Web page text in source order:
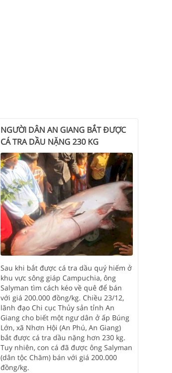
NGƯỜI DÂN AN GIANG BẮT ĐƯỢC
CÁ TRA DẦU NẶNG 230 KG
Sau khi bắt được cá tra dầu quý hiếm ở
khu vực sông giáp Campuchia, ông
Salyman tìm cách kéo về quê để bán
với giá 200.000 đồng/kg. Chiều 23/12,
lãnh đạo Chi cục Thủy sản tỉnh An
Giang cho biết một ngư dân ở ấp Búng
Lớn, xã Nhơn Hội (An Phú, An Giang)
bắt được cá tra dầu nặng hơn 230 kg.
Tuy nhiên, con cá đã được ông Salyman
(dân tộc Chăm) bán với giá 200.000
đồng/kg.